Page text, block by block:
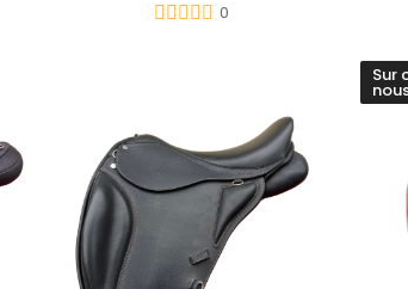
0
Sur